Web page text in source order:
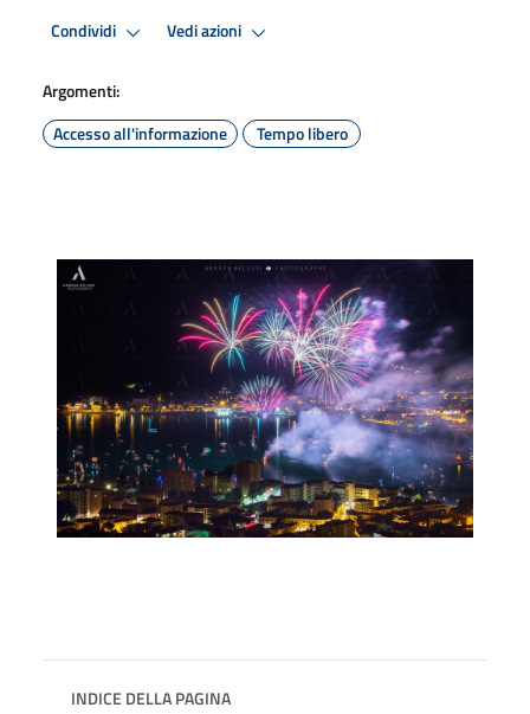
Condividi Vedi azioni
Argomenti:
Accesso all'informazione
Tempo libero
INDICE DELLA PAGINA